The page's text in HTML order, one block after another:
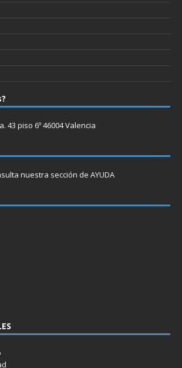
43 piso 6º 46004 Valencia
nuestra sección de AYUDA